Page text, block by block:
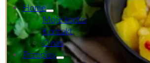
Home
Moje konto
Kontakt
O nas
Przepisy